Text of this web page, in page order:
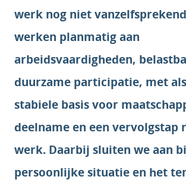
werk nog niet
werken planmatig aan
arbeidsvaardigheden,
duurzame participatie, met
stabiele basis voor
deelname en een vervolgstap
werk. Daarbij sluiten we aan
persoonlijke situatie en het